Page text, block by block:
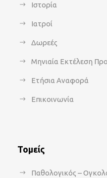
Ιστορία
Ιατροί
Δωρεές
Μηνιαία Εκτέλεση
Ετήσια Αναφορά
Επικοινωνία
Τομείς
Παθολογικός –